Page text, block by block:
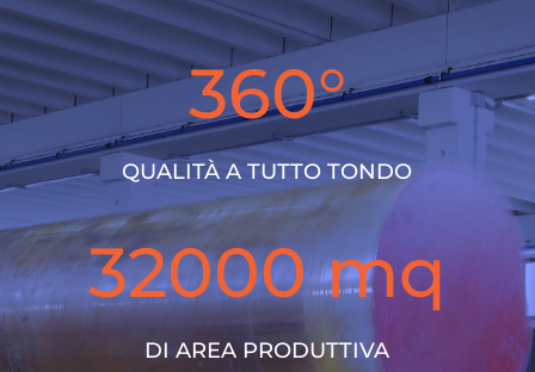
360°
QUALITÀ A TUTTO TONDO
32000 mq
DI AREA PRODUTTIVA